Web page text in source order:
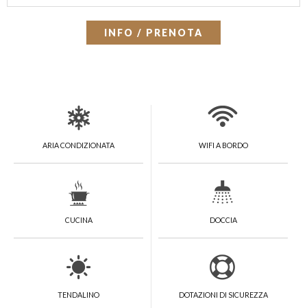
INFO / PRENOTA
ARIA CONDIZIONATA WIFI A BORDO
CUCINA DOCCIA
TENDALINO DOTAZIONI DI SICUREZZA